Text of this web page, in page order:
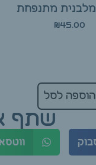
מתנפחת
₪45.00
הוספה לסל
שתף